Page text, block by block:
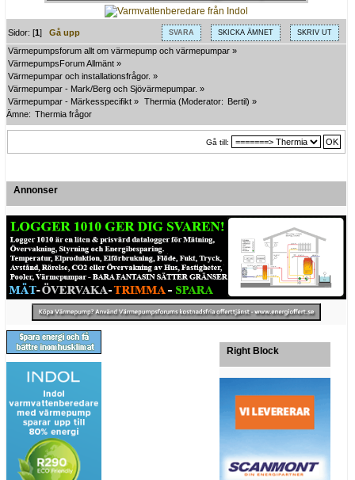
SVARA SKICKA ÄMNET SKRIV UT
Sidor: [1]Gå upp
Värmepumpsforum allt om värmepump och värmepumpar »
VärmepumpsForum Allmänt »
Värmepumpar och installationsfrågor. »
Värmepumpar - Mark/Berg och Sjövärmepumpar. »
Värmepumpar - Märkesspecifikt » Thermia (Moderator: Bertil) »
Ämne: Thermia frågor
Gå till:
Annonser
Right Block